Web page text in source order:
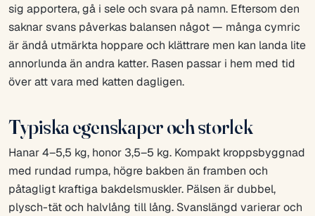
sig apportera, gå i sele och svara på namn. Eftersom den
saknar svans påverkas balansen något — många cymric
är ändå utmärkta hoppare och klättrare men kan landa lite
annorlunda än andra katter. Rasen passar i hem med tid
över att vara med katten dagligen.
Typiska egenskaper och storlek
Hanar 4–5,5 kg, honor 3,5–5 kg. Kompakt kroppsbyggnad
med rundad rumpa, högre bakben än framben och
påtagligt kraftiga bakdelsmuskler. Pälsen är dubbel,
plysch-tät och halvlång till lång. Svanslängd varierar och